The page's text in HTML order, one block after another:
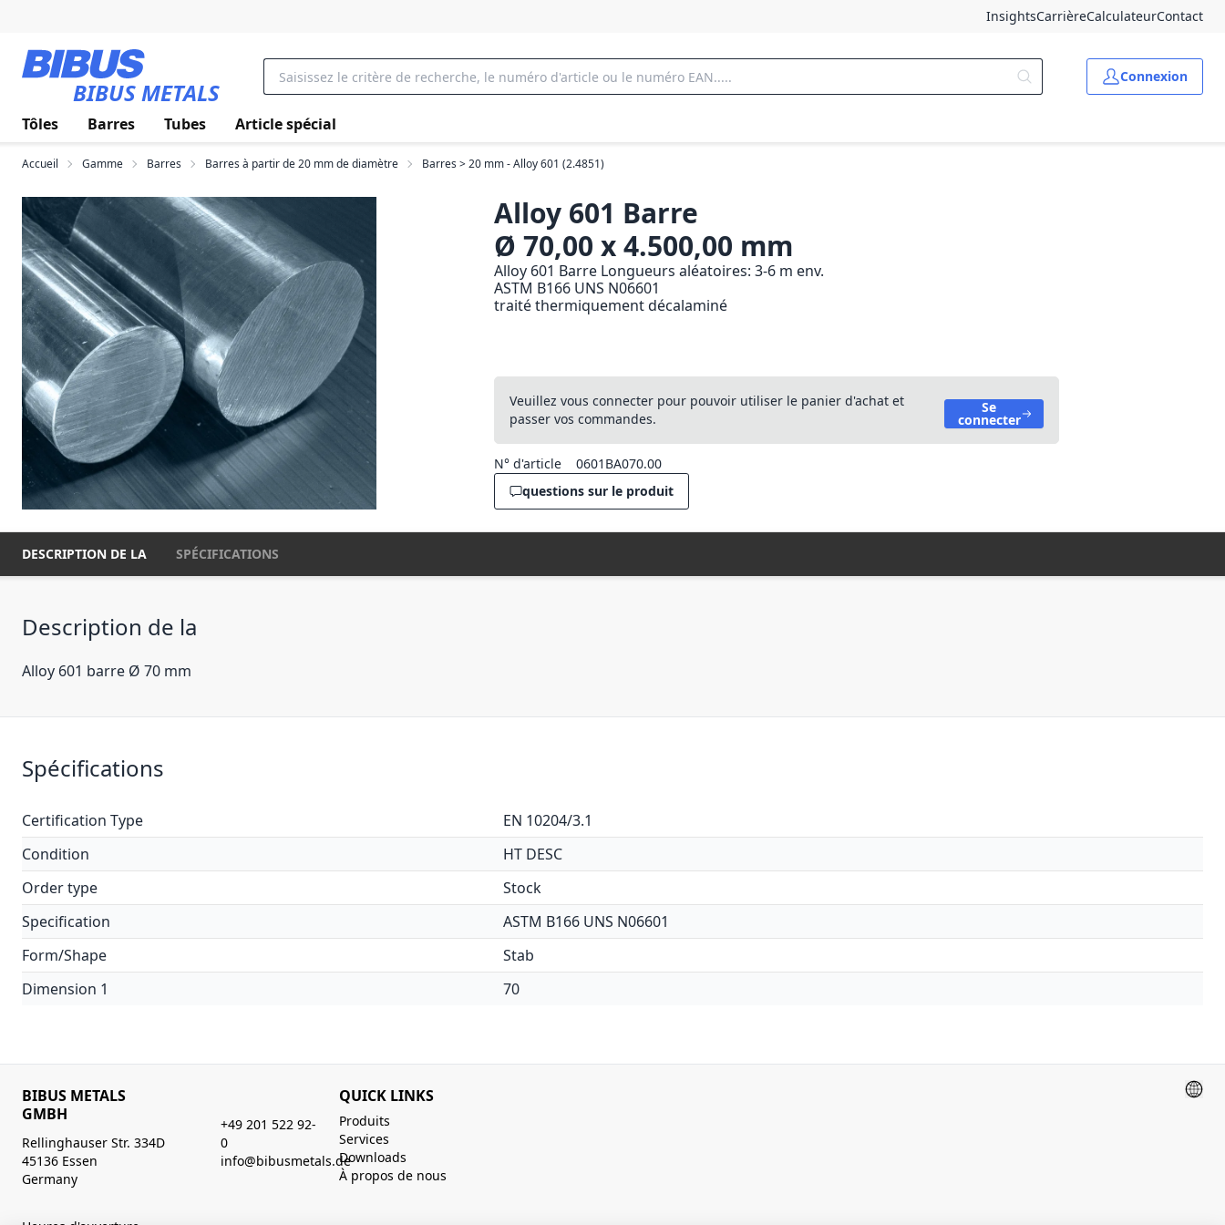
InsightsCarrièreCalculateurContact
BIBUS METALS
Connexion
Tôles Barres Tubes Article spécial
Accueil Gamme Barres Barres à partir de 20 mm de diamètre Barres > 20 mm - Alloy 601 (2.4851)
Alloy 601 Barre
Ø 70,00 x 4.500,00 mm
Alloy 601 Barre Longueurs aléatoires: 3-6 m env.
ASTM B166 UNS N06601
traité thermiquement décalaminé
Veuillez vous connecter pour pouvoir utiliser le panier d'achat et
passer vos commandes.
Se
connecter
N° d'article
0601BA070.00
questions sur le produit
DESCRIPTION DE LA SPÉCIFICATIONS
Description de la
Alloy 601 barre Ø 70 mm
Spécifications
Certification Type
EN 10204/3.1
Condition
HT DESC
Order type
Stock
Specification
ASTM B166 UNS N06601
Form/Shape
Stab
Dimension 1
70
BIBUS METALS
GMBH
Rellinghauser Str. 334D
45136 Essen
Germany
+49 201 522 92-
0
info@bibusmetals.de
QUICK LINKS
Produits
Services
Downloads
À propos de nous